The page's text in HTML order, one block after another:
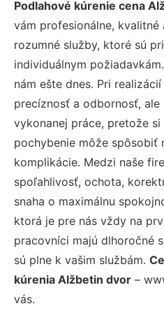
Podlahové kúrenie cena
vám profesionálne, kvalitné
rozumné služby, ktoré sú
individuálnym
nám ešte dnes. Pri
precíznosť a odbornosť,
vykonanej práce, pretože
pochybenie môže spôsobiť
komplikácie. Medzi naše
spoľahlivosť, ochota,
snaha o maximálnu
ktorá je pre nás vždy na
pracovníci majú dlhoročné
sú plne k vašim službám.
kúrenia Alžbetin dvor –
vás.